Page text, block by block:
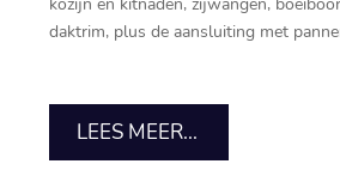
daktrim, plus de aansluiting met
LEES MEER...